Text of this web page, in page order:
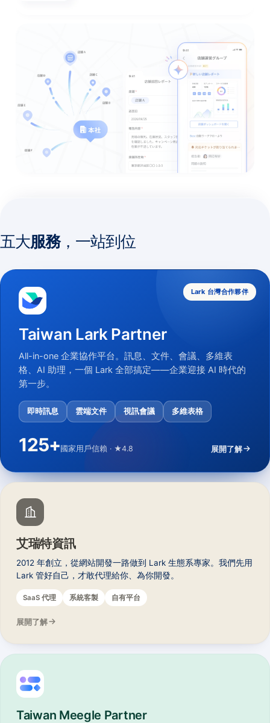
五大服務，一站到位
Lark 台灣合作夥伴
Taiwan Lark Partner
All-in-one 企業協作平台。訊息、文件、會議、多維表
格、AI 助理，一個 Lark 全部搞定——企業迎接 AI 時代的
第一步。
即時訊息 雲端文件 視訊會議 多維表格
125+國家用戶信賴 · ★4.8 展開了解
艾瑞特資訊
2012 年創立，從網站開發一路做到 Lark 生態系專家。我們先用
Lark 管好自己，才敢代理給你、為你開發。
SaaS 代理 系統客製 自有平台
展開了解
Taiwan Meegle Partner